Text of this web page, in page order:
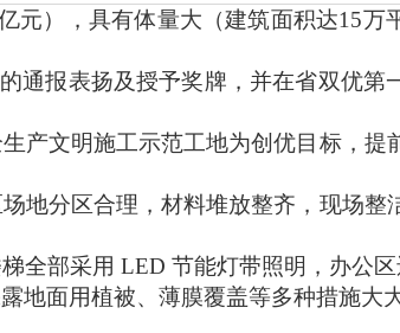
元），具有体量大（建筑面积达15万
通报表扬及授予奖牌，并在省双优第
产文明施工示范工地为创优目标，提
地分区合理，材料堆放整齐，现场整
全部采用 LED 节能灯带照明，办公
地面用植被、薄膜覆盖等多种措施大